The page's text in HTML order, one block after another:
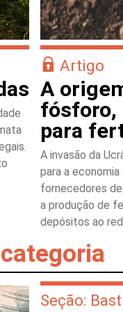
Artigo
A
fósforo,
para
A invasão da
para a
fornecedores
a produção de
depósitos ao
Seção: